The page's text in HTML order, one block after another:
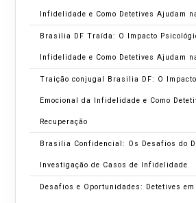
Infidelidade e Como Detetives Ajudam
Brasilia DF Traída: O Impacto
Infidelidade e Como Detetives Ajudam
Traição conjugal Brasilia DF: O
Emocional da Infidelidade e Como
Recuperação
Brasilia Confidencial: Os Desafios do
Investigação de Casos de Infidelidade
Desafios e Oportunidades: Detetives